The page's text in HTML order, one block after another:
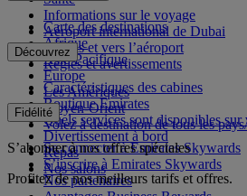
Informations sur le voyage
Aéroport international de Dubai
Depuis et vers l’aéroport
Règles et avertissements
Carte des destinations
Afrique
Asie-Pacifique
Europe
Les Amériques
Moyen-Orient
Volez à destination de tous les
Découvrez
Caractéristiques des cabines
Boutique Emirates
Quels services sont disponibles
Divertissement à bord
Repas
Nos salons
Fidélité
Se connecter à Emirates Skywards
S’inscrire à Emirates Skywards
Nos partenaires
S’abonner à nos offres spéciales
Profitez de nos meilleurs tarifs et offres.